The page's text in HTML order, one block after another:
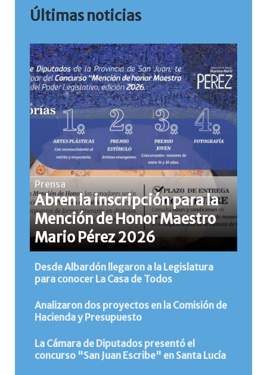
Últimas noticias
Prensa
Abren la inscripción para la
Mención de Honor Maestro
Mario Pérez 2026
Desde Albardón llegaron a la Legislatura
para conocer La Casa de Todos
Analizaron dos proyectos en la Comisión de
Hacienda y Presupuesto
La Cámara de Diputados presentó el
concurso "San Juan Escribe" en Santa Lucía